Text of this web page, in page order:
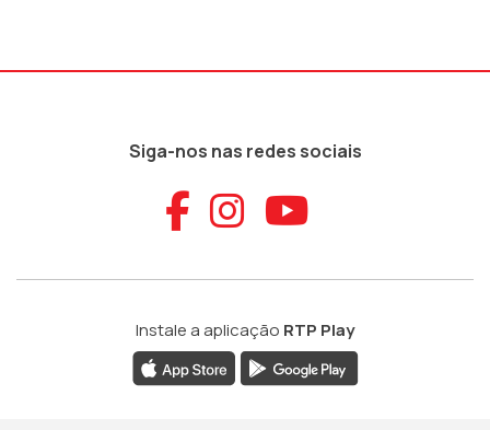
Siga-nos nas redes sociais
Aceder ao
Aceder ao
Aceder
Instale a aplicação RTP Play